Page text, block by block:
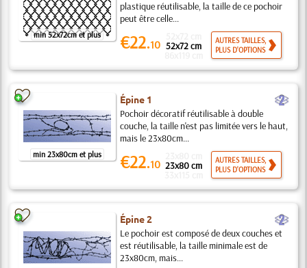
min 52x72cm et plus
plastique réutilisable, la taille de ce pochoir
peut être celle...
€22.10 52x72 cm
AUTRES TAILLES,
PLUS D'OPTIONS
min 23x80cm et plus
Épine 1 b
Pochoir décoratif réutilisable à double
couche, la taille n'est pas limitée vers le haut,
mais le 23x80cm...
€22.10 23x80 cm
AUTRES TAILLES,
PLUS D'OPTIONS
Épine 2 b
Le pochoir est composé de deux couches et
est réutilisable, la taille minimale est de
23x80cm, mais...